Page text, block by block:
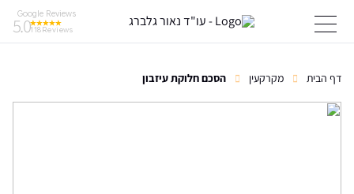
Google Reviews
5.0118Reviews
דף הבית מקרקעין הסכם חלוקת עיזבון